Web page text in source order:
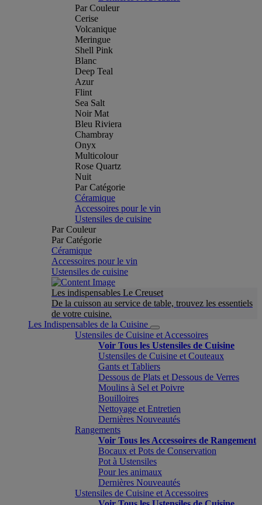
Par Couleur
Cerise
Volcanique
Meringue
Shell Pink
Blanc
Deep Teal
Azur
Flint
Sea Salt
Noir Mat
Bleu Riviera
Chambray
Onyx
Multicolour
Rose Quartz
Nuit
Par Catégorie
Céramique
Accessoires pour le vin
Ustensiles de cuisine
Par Couleur
Par Catégorie
Céramique
Accessoires pour le vin
Ustensiles de cuisine
Les indispensables Le Creuset
De la cuisson au service de table, trouvez les essentiels
de votre cuisine.
Les Indispensables de la Cuisine
Ustensiles de Cuisine et Accessoires
Voir Tous les Ustensiles de Cuisine
Ustensiles de Cuisine et Couteaux
Gants et Tabliers
Dessous de Plats et Dessous de Verres
Moulins à Sel et Poivre
Bouilloires
Nettoyage et Entretien
Dernières Nouveautés
Rangements
Voir Tous les Accessoires de Rangement
Bocaux et Pots de Conservation
Pot à Ustensiles
Pour les animaux
Dernières Nouveautés
Ustensiles de Cuisine et Accessoires